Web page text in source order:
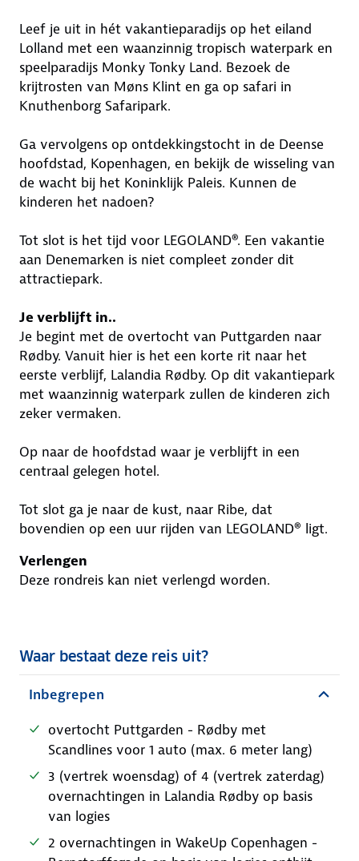
Leef je uit in hét vakantieparadijs op het eiland
Lolland met een waanzinnig tropisch waterpark en
speelparadijs Monky Tonky Land. Bezoek de
krijtrosten van Møns Klint en ga op safari in
Knuthenborg Safaripark.
Ga vervolgens op ontdekkingstocht in de Deense
hoofdstad, Kopenhagen, en bekijk de wisseling van
de wacht bij het Koninklijk Paleis. Kunnen de
kinderen het nadoen?
Tot slot is het tijd voor LEGOLAND®. Een vakantie
aan Denemarken is niet compleet zonder dit
attractiepark.
Je verblijft in..
Je begint met de overtocht van Puttgarden naar
Rødby. Vanuit hier is het een korte rit naar het
eerste verblijf, Lalandia Rødby. Op dit vakantiepark
met waanzinnig waterpark zullen de kinderen zich
zeker vermaken.
Op naar de hoofdstad waar je verblijft in een
centraal gelegen hotel.
Tot slot ga je naar de kust, naar Ribe, dat
bovendien op een uur rijden van LEGOLAND® ligt.
Verlengen
Deze rondreis kan niet verlengd worden.
Waar bestaat deze reis uit?
Inbegrepen
overtocht Puttgarden - Rødby met
Scandlines voor 1 auto (max. 6 meter lang)
3 (vertrek woensdag) of 4 (vertrek zaterdag)
overnachtingen in Lalandia Rødby op basis
van logies
2 overnachtingen in WakeUp Copenhagen -